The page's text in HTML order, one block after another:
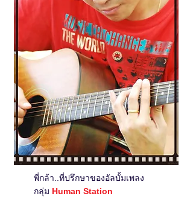
พี่กล้า..ที่ปรึกษาของอัลบั้มเพลง
กลุ่ม Human Station